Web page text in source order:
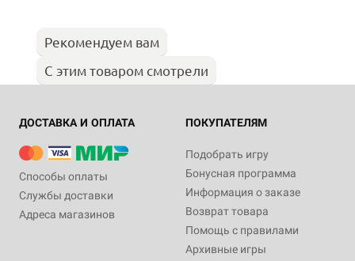
Рекомендуем вам
С этим товаром смотрели
ДОСТАВКА И ОПЛАТА
Способы оплаты
Службы доставки
Адреса магазинов
ПОКУПАТЕЛЯМ
Подобрать игру
Бонусная программа
Информация о заказе
Возврат товара
Помощь с правилами
Архивные игры